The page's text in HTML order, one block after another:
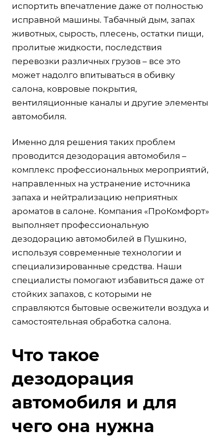
испортить впечатление даже от полностью
исправной машины. Табачный дым, запах
животных, сырость, плесень, остатки пищи,
пролитые жидкости, последствия
перевозки различных грузов – все это
может надолго впитываться в обивку
салона, ковровые покрытия,
вентиляционные каналы и другие элементы
автомобиля.
Именно для решения таких проблем
проводится дезодорация автомобиля –
комплекс профессиональных мероприятий,
направленных на устранение источника
запаха и нейтрализацию неприятных
ароматов в салоне. Компания «ПроКомфорт»
выполняет профессиональную
дезодорацию автомобилей в Пушкино,
используя современные технологии и
специализированные средства. Наши
специалисты помогают избавиться даже от
стойких запахов, с которыми не
справляются бытовые освежители воздуха и
самостоятельная обработка салона.
Что такое
дезодорация
автомобиля и для
чего она нужна